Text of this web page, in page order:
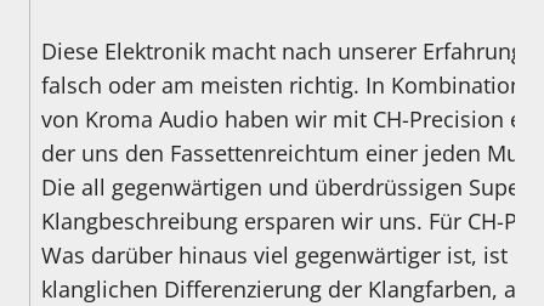
Diese Elektronik macht nach unserer Erfahrung
falsch oder am meisten richtig. In Kombination
von Kroma Audio haben wir mit CH-Precision
der uns den Fassettenreichtum einer jeden
Die all gegenwärtigen und überdrüssigen
Klangbeschreibung ersparen wir uns. Für CH-
Was darüber hinaus viel gegenwärtiger ist, ist
klanglichen Differenzierung der Klangfarben,